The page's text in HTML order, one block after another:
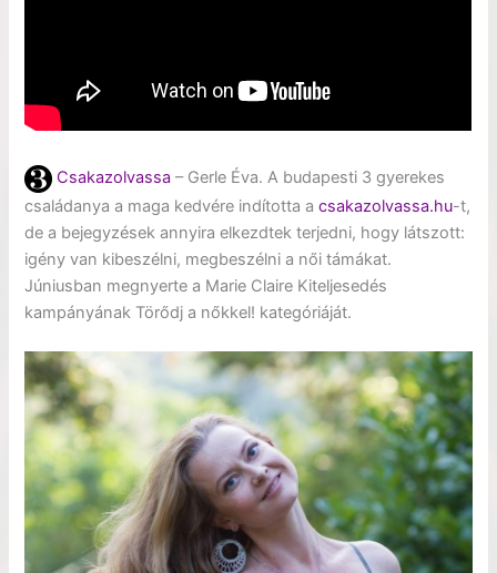
Csakazolvassa – Gerle Éva. A budapesti 3 gyerekes
családanya a maga kedvére indította acsakazolvassa.hu-t,
de a bejegyzések annyira elkezdtek terjedni, hogy látszott:
igény van kibeszélni, megbeszélni a női támákat.
Júniusban megnyerte a Marie Claire Kiteljesedés
kampányának Törődj a nőkkel! kategóriáját.